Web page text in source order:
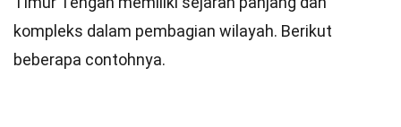
kompleks dalam pembagian wilayah. Berikut
beberapa contohnya.